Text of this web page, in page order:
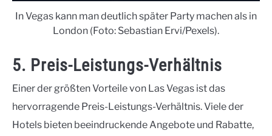
In Vegas kann man deutlich später Party machen als in
London (Foto: Sebastian Ervi/Pexels).
5. Preis-Leistungs-Verhältnis
Einer der größten Vorteile von Las Vegas ist das
hervorragende Preis-Leistungs-Verhältnis. Viele der
Hotels bieten beeindruckende Angebote und Rabatte,